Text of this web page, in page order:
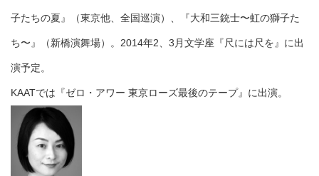
子たちの夏』（東京他、全国巡演）、『大和三銃士〜虹の獅子た
ち〜』（新橋演舞場）。2014年2、3月文学座『尺には尺を』に出
演予定。
KAATでは『ゼロ・アワー 東京ローズ最後のテープ』に出演。